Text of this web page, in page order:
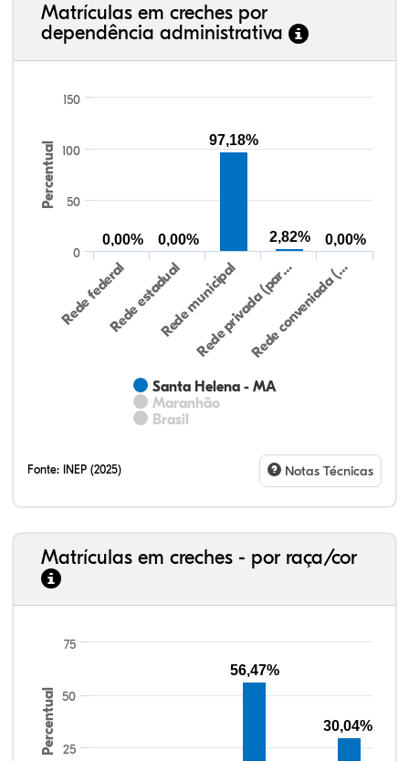
Matrículas em creches por
dependência administrativa
Percentual
Santa Helena - MA
Maranhão
Brasil
Rede federalRede estadualRede municipal
Rede privada (par…Rede conveniada (…
0
50
100
150
0,00% 0,00%
97,18%
2,82% 0,00%
Fonte: INEP (2025) Notas Técnicas
Matrículas em creches - por raça/cor
Percentual 25
50
75
56,47%
30,04%
8,88%
5,75%
0,28%
80,21%
1,71%
3,17%
33,06%
7,95%
0,46%
55,81%
1,22%
1,50%